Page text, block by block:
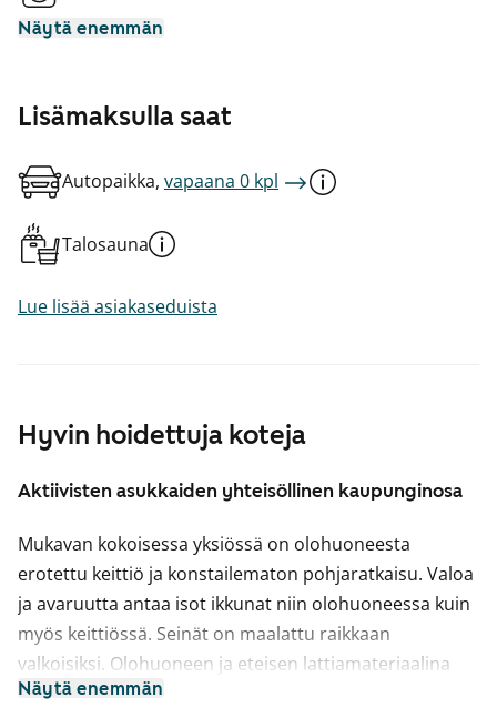
Hyvin hoidettuja koteja
Aktiivisten asukkaiden yhteisöllinen kaupunginosa
Mukavan kokoisessa yksiössä on olohuoneesta
erotettu keittiö ja konstailematon pohjaratkaisu. Valoa
ja avaruutta antaa isot ikkunat niin olohuoneessa kuin
myös keittiössä. Seinät on maalattu raikkaan
valkoisiksi. Olohuoneen ja eteisen lattiamateriaalina
toimii tammenvärinen laminaatti ja keittiössä on
Näytä enemmän
Näytä enemmän
Lisämaksulla saat
Autopaikka, vapaana 0 kpl
Talosauna
Lue lisää asiakaseduista